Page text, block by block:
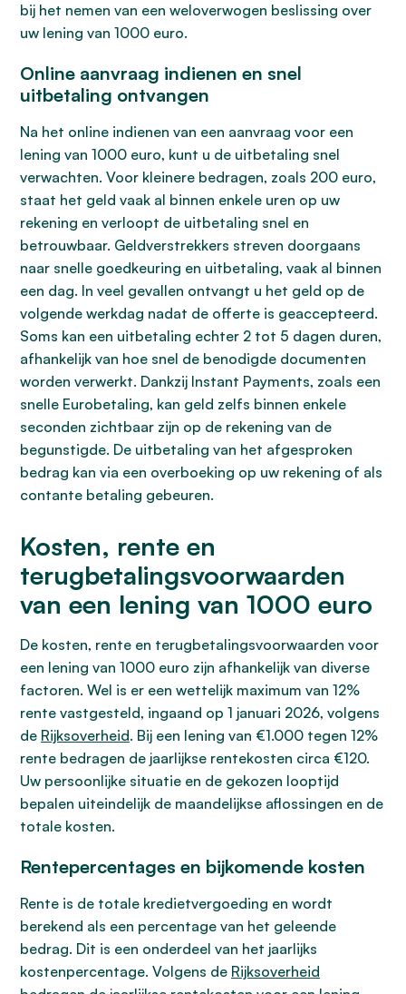
bij het nemen van een weloverwogen beslissing over
uw lening van 1000 euro.
Online aanvraag indienen en snel
uitbetaling ontvangen
Na het online indienen van een aanvraag voor een
lening van 1000 euro, kunt u de uitbetaling snel
verwachten. Voor kleinere bedragen, zoals 200 euro,
staat het geld vaak al binnen enkele uren op uw
rekening en verloopt de uitbetaling snel en
betrouwbaar. Geldverstrekkers streven doorgaans
naar snelle goedkeuring en uitbetaling, vaak al binnen
een dag. In veel gevallen ontvangt u het geld op de
volgende werkdag nadat de offerte is geaccepteerd.
Soms kan een uitbetaling echter 2 tot 5 dagen duren,
afhankelijk van hoe snel de benodigde documenten
worden verwerkt. Dankzij Instant Payments, zoals een
snelle Eurobetaling, kan geld zelfs binnen enkele
seconden zichtbaar zijn op de rekening van de
begunstigde. De uitbetaling van het afgesproken
bedrag kan via een overboeking op uw rekening of als
contante betaling gebeuren.
Kosten, rente en
terugbetalingsvoorwaarden
van een lening van 1000 euro
De kosten, rente en terugbetalingsvoorwaarden voor
een lening van 1000 euro zijn afhankelijk van diverse
factoren. Wel is er een wettelijk maximum van 12%
rente vastgesteld, ingaand op 1 januari 2026, volgens
de Rijksoverheid. Bij een lening van €1.000 tegen 12%
rente bedragen de jaarlijkse rentekosten circa €120.
Uw persoonlijke situatie en de gekozen looptijd
bepalen uiteindelijk de maandelijkse aflossingen en de
totale kosten.
Rentepercentages en bijkomende kosten
Rente is de totale kredietvergoeding en wordt
berekend als een percentage van het geleende
bedrag. Dit is een onderdeel van het jaarlijks
kostenpercentage. Volgens de Rijksoverheid